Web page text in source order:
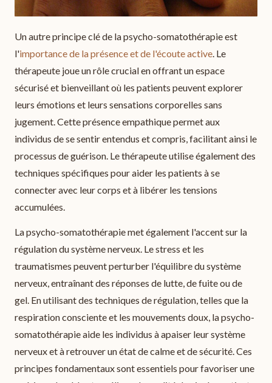
Un autre principe clé de la psycho-somatothérapie est
l'importance de la présence et de l'écoute active . Le
thérapeute joue un rôle crucial en offrant un espace
sécurisé et bienveillant où les patients peuvent explorer
leurs émotions et leurs sensations corporelles sans
jugement. Cette présence empathique permet aux
individus de se sentir entendus et compris, facilitant ainsi le
processus de guérison. Le thérapeute utilise également des
techniques spécifiques pour aider les patients à se
connecter avec leur corps et à libérer les tensions
accumulées.
La psycho-somatothérapie met également l'accent sur la
régulation du système nerveux. Le stress et les
traumatismes peuvent perturber l'équilibre du système
nerveux, entraînant des réponses de lutte, de fuite ou de
gel. En utilisant des techniques de régulation, telles que la
respiration consciente et les mouvements doux, la psycho-
somatothérapie aide les individus à apaiser leur système
nerveux et à retrouver un état de calme et de sécurité. Ces
principes fondamentaux sont essentiels pour favoriser une